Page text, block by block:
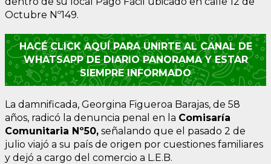
Octubre Nº149.
HACÉ CLICK AQUÍ PARA UNIRTE AL CANAL DE
WHATSAPP DE DIARIO PANORAMA Y ESTAR
SIEMPRE INFORMADO
La damnificada, Georgina Figueroa Barajas, de 58
años, radicó la denuncia penal en la Comisaría
Comunitaria Nº50, señalando que el pasado 2 de
julio viajó a su país de origen por cuestiones familiares
y dejó a cargo del comercio a L.E.B.